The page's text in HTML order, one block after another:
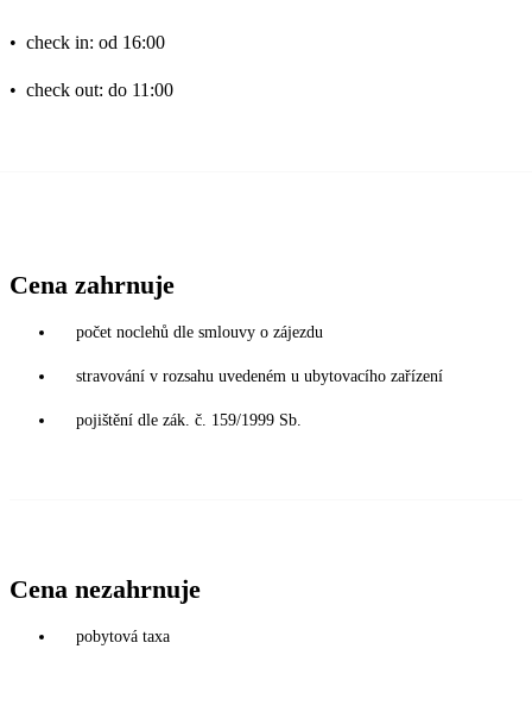
• check in: od 16:00
• check out: do 11:00
Cena zahrnuje
počet noclehů dle smlouvy o zájezdu
stravování v rozsahu uvedeném u ubytovacího zařízení
pojištění dle zák. č. 159/1999 Sb.
Cena nezahrnuje
pobytová taxa